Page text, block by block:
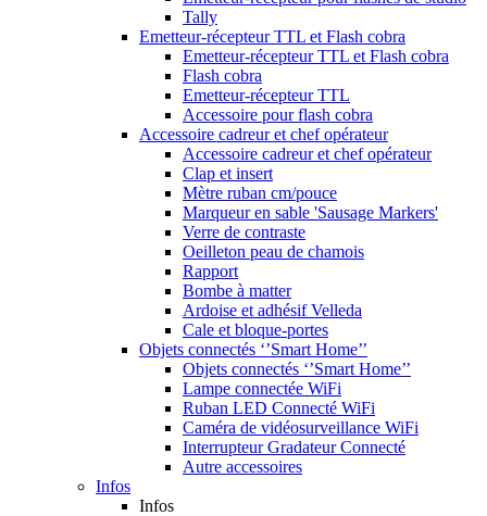
Tally
Emetteur-récepteur TTL et Flash cobra
Emetteur-récepteur TTL et Flash cobra
Flash cobra
Emetteur-récepteur TTL
Accessoire pour flash cobra
Accessoire cadreur et chef opérateur
Accessoire cadreur et chef opérateur
Clap et insert
Mètre ruban cm/pouce
Marqueur en sable 'Sausage Markers'
Verre de contraste
Oeilleton peau de chamois
Rapport
Bombe à matter
Ardoise et adhésif Velleda
Cale et bloque-portes
Objets connectés ‘’Smart Home’’
Objets connectés ‘’Smart Home’’
Lampe connectée WiFi
Ruban LED Connecté WiFi
Caméra de vidéosurveillance WiFi
Interrupteur Gradateur Connecté
Autre accessoires
Infos
Infos